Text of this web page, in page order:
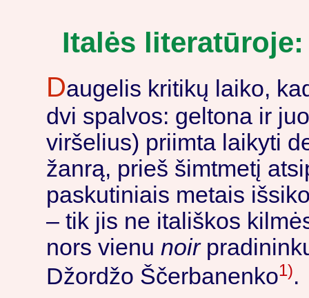
Italės
Daugelis kritikų laiko,
dvi spalvos: geltona ir
viršelius) priimta laikyti
žanrą, prieš šimtmetį
paskutiniais metais
– tik jis ne itališkos
nors vienu noir
Džordžo Ščerbanenko1).